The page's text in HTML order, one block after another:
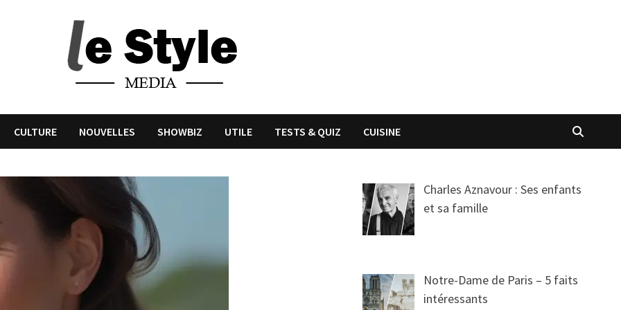
CULTURE NOUVELLES SHOWBIZ UTILE TESTS & QUIZ CUISINE
Charles Aznavour : Ses enfants
et sa famille
Notre-Dame de Paris – 5 faits
intéressants